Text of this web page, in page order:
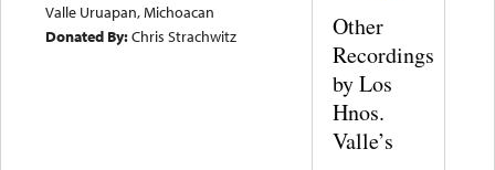
Valle Uruapan, Michoacan
Donated By:Chris Strachwitz
Other
Recordings
by Los
Hnos.
Valle’s